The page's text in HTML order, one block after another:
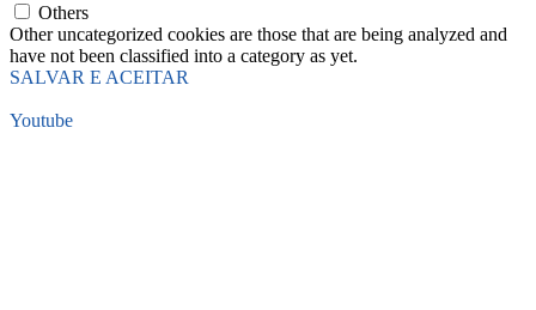
Others
Other uncategorized cookies are those that are being analyzed and
have not been classified into a category as yet.
SALVAR E ACEITAR
Youtube